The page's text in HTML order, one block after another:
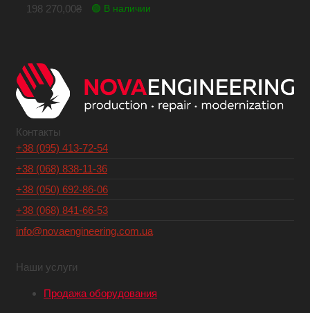
198 270,00₴ 🟢 В наличии
Контакты
+38 (095) 413-72-54
+38 (068) 838-11-36
+38 (050) 692-86-06
+38 (068) 841-66-53
info@novaengineering.com.ua
Наши услуги
Продажа оборудования